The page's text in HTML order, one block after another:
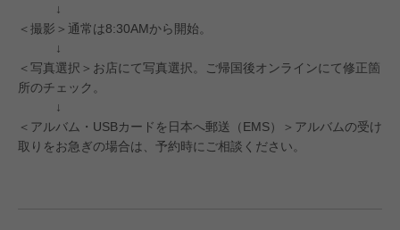
↓
＜撮影＞通常は8:30AMから開始。
↓
＜写真選択＞お店にて写真選択。ご帰国後オンラインにて修正箇
所のチェック。
↓
＜アルバム・USBカードを日本へ郵送（EMS）＞アルバムの受け
取りをお急ぎの場合は、予約時にご相談ください。